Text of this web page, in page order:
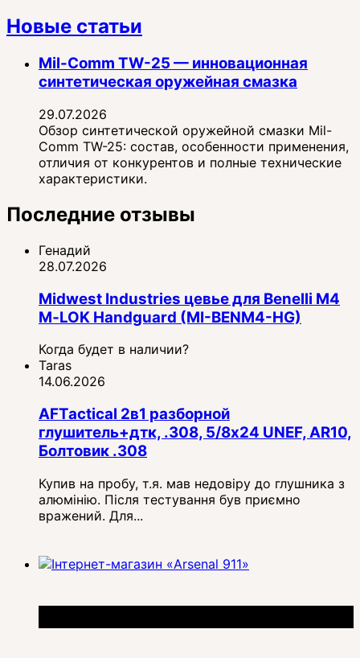
Новые статьи
Mil-Comm TW-25 — инновационная
синтетическая оружейная смазка
29.07.2026
Обзор синтетической оружейной смазки Mil-
Comm TW-25: состав, особенности применения,
отличия от конкурентов и полные технические
характеристики.
Последние отзывы
Генадий
28.07.2026
Midwest Industries цевье для Benelli M4
M‑LOK Handguard (MI-BENM4-HG)
Когда будет в наличии?
Taras
14.06.2026
AFTactical 2в1 разборной
глушитель+дтк, .308, 5/8x24 UNEF, AR10,
Болтовик .308
Купив на пробу, т.я. мав недовіру до глушника з
алюмінію. Після тестування був приємно
вражений. Для...